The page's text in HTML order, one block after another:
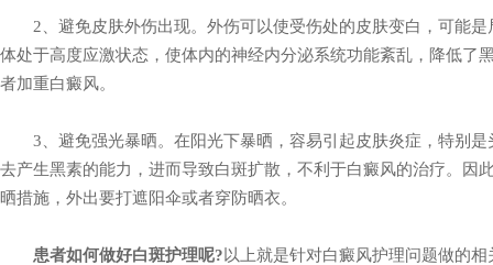
2、避免皮肤外伤出现。外伤可以使受伤处的皮肤变白，可能是
体处于高度应激状态，使体内的神经内分泌系统功能紊乱，降低了
者加重白癜风。
3、避免强光暴晒。在阳光下暴晒，容易引起皮肤炎症，特别是
去产生黑素的能力，进而导致白斑扩散，不利于白癜风的治疗。因
晒措施，外出要打遮阳伞或者穿防晒衣。
患者如何做好白斑护理呢? 以上就是针对白癜风护理问题做的